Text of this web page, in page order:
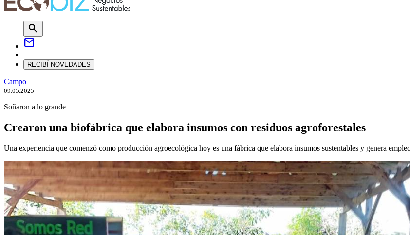
search
mail
RECIBÍ NOVEDADES
Campo
09.05.2025
Soñaron a lo grande
Crearon una biofábrica que elabora insumos con residuos agroforestales
Una experiencia que comenzó como producción agroecológica hoy es una fábrica que elabora insumos sustentables y genera